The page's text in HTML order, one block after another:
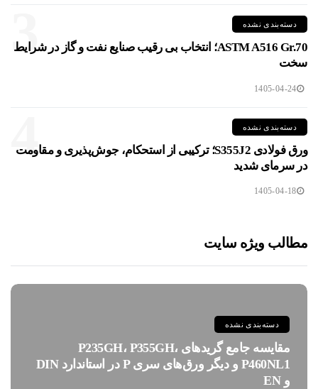
3 دسته‌بندی نشده
ASTM A516 Gr.70؛ انتخاب بی رقیب صنایع نفت و گاز در شرایط
سخت
1405-04-24
4 دسته‌بندی نشده
ورق فولادی S355J2؛ ترکیبی از استحکام، جوش‌پذیری و مقاومت
در سرمای شدید
1405-04-18
مطالب ویژه سایت
دسته‌بندی نشده
مقایسه جامع گریدهای P235GH، P355GH،
P460NL1 و دیگر ورق‌های سری P در استاندارد DIN
و EN